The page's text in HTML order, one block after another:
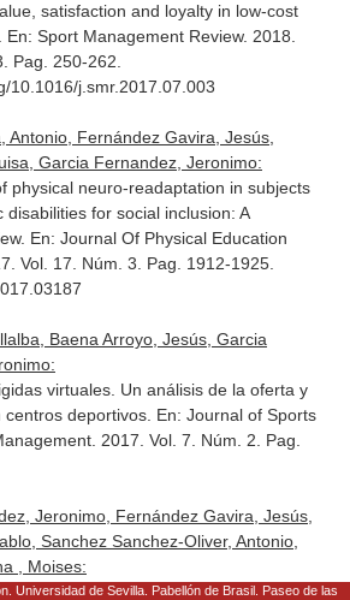
satisfaction and loyalty in low-cost
En: Sport Management Review. 2018.
Pag. 250-262.
10.1016/j.smr.2017.07.003
Antonio, Fernández Gavira, Jesús,
Garcia Fernandez, Jeronimo:
physical neuro-readaptation in subjects
disabilities for social inclusion: A
En: Journal Of Physical Education
Vol. 17. Núm. 3. Pag. 1912-1925.
Baena Arroyo, Jesús, Garcia
virtuales. Un análisis de la oferta y
deportivos. En: Journal of Sports
. 2017. Vol. 7. Núm. 2. Pag.
Jeronimo, Fernández Gavira, Jesús,
Sanchez Sanchez-Oliver, Antonio,
, Moises:
como herramienta para conocer a los
Universidad de Sevilla. Pabellón de Brasil. Paseo de las